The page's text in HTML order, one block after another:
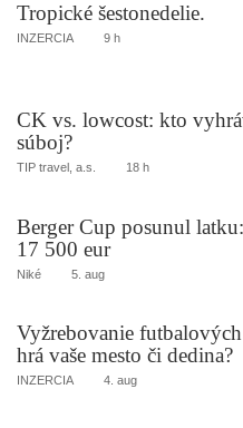
Tropické šestonedelie.
INZERCIA 9 h
CK vs. lowcost: kto
súboj?
TIP travel, a.s. 18 h
Berger Cup posunul
17 500 eur
Niké 5. aug
Vyžrebovanie
hrá vaše mesto či dedina?
INZERCIA 4. aug